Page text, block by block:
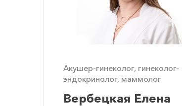
Акушер-гинеколог, гинеколог-
эндокринолог, маммолог
Вербецкая Елена